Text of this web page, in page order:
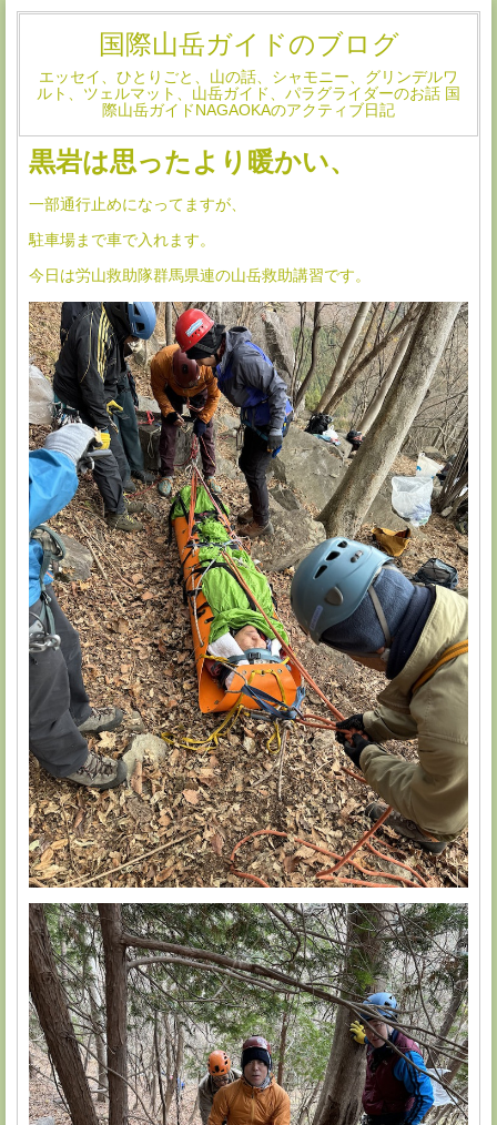
国際山岳ガイドのブログ
エッセイ、ひとりごと、山の話、シャモニー、グリンデルワ
ルト、ツェルマット、山岳ガイド、パラグライダーのお話 国
際山岳ガイドNAGAOKAのアクティブ日記
黒岩は思ったより暖かい、
一部通行止めになってますが、
駐車場まで車で入れます。
今日は労山救助隊群馬県連の山岳救助講習です。